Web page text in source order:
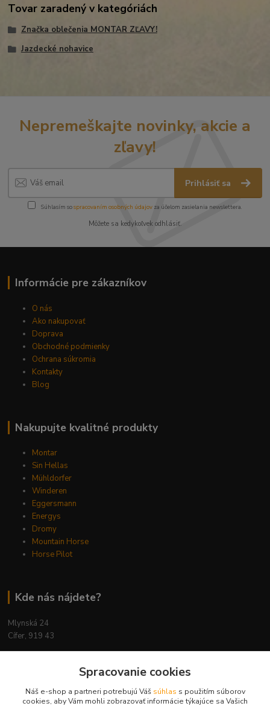
Tovar zaradený v kategóriách
Značka oblečenia MONTAR ZĽAVY!
Jazdecké nohavice
Nepremeškajte novinky, akcie a
zľavy!
Prihlásiť sa
Súhlasím sospracovaním osobných údajov za účelom zasielania newslettera.
Môžete sa kedykoľvek odhlásiť.
Informácie pre zákazníkov
O nás
Ako nakupovať
Doprava
Obchodné podmienky
Ochrana súkromia
Kontakty
Blog
Nakupujte kvalitné produkty
Montar
Sin Hellas
Mühldorfer
Winderen
Eggersmann
Energys
Dromy
Mountain Horse
Horse Pilot
Kde nás nájdete?
Mlynská 24
Cífer, 919 43
Kontakty
Spracovanie cookies
Náš e-shop a partneri potrebujú Váš súhlas s použitím súborov
cookies, aby Vám mohli zobrazovať informácie týkajúce sa Vašich